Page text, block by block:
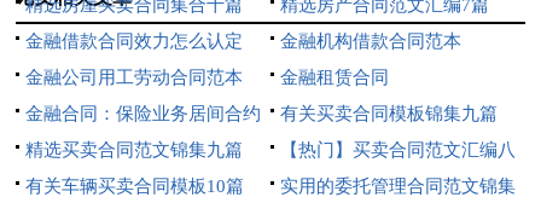
精选房屋买卖合同集合十篇
精选房产合同范文汇编7篇
金融借款合同效力怎么认定
金融机构借款合同范本
金融公司用工劳动合同范本
金融租赁合同
金融合同：保险业务居间合约
有关买卖合同模板锦集九篇
精选买卖合同范文锦集九篇
【热门】买卖合同范文汇编八
篇
有关车辆买卖合同模板10篇
实用的委托管理合同范文锦集